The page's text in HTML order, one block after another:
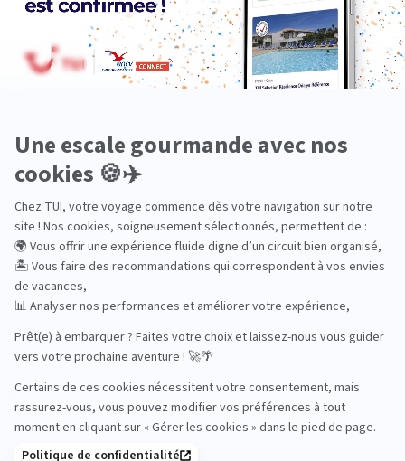
Aventure
Bien-être
Circuits privés
City Trips
Culture